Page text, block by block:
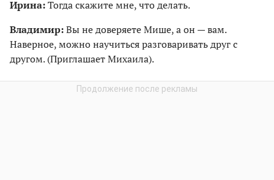
Ирина:Тогда скажите мне, что делать.
Владимир:Вы не доверяете Мише, а он — вам.
Наверное, можно научиться разговаривать друг с
другом. (Приглашает Михаила).